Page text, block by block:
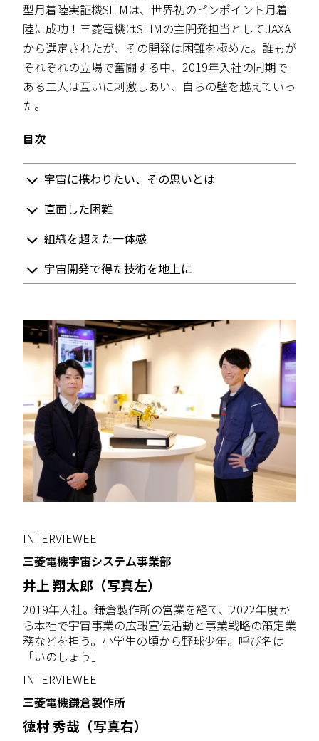
型月着陸実証機SLIMは、世界初のピンポイント月着
陸に成功！三菱電機はSLIMの主開発担当としてJAXA
から選定されたが、その開発は困難を極めた。誰もが
それぞれの立場で奮闘する中、2019年入社の同期で
ある二人は互いに刺激しあい、自らの壁を越えていっ
た。
目次
宇宙に携わりたい、その思いとは
直面した困難
組織を超えた一体感
宇宙開発で得た技術を地上に
INTERVIEWEE
三菱電機宇宙システム事業部
井上 翔太郎（写真左）
2019年入社。鎌倉製作所の営業を経て、2022年度か
ら本社で宇宙事業の広報宣伝活動と事業戦略の策定業
務などを担う。小学生の頃から野球少年。呼び名は
「いのしょう」
INTERVIEWEE
三菱電機鎌倉製作所
徳村 秀哉（写真右）